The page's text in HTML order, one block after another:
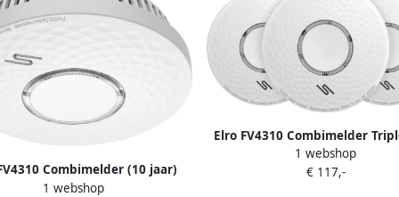
Combimelder (10 jaar)
1 webshop
Elro FV4310 Combimelder
1 webshop
€ 117,-